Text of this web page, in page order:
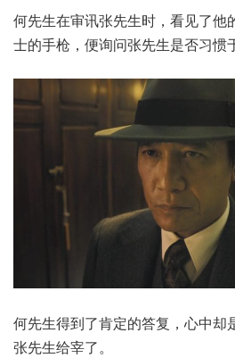
何先生在审讯张先生时，看见了他
士的手枪，便询问张先生是否习惯
何先生得到了肯定的答复，心中却
张先生给宰了。